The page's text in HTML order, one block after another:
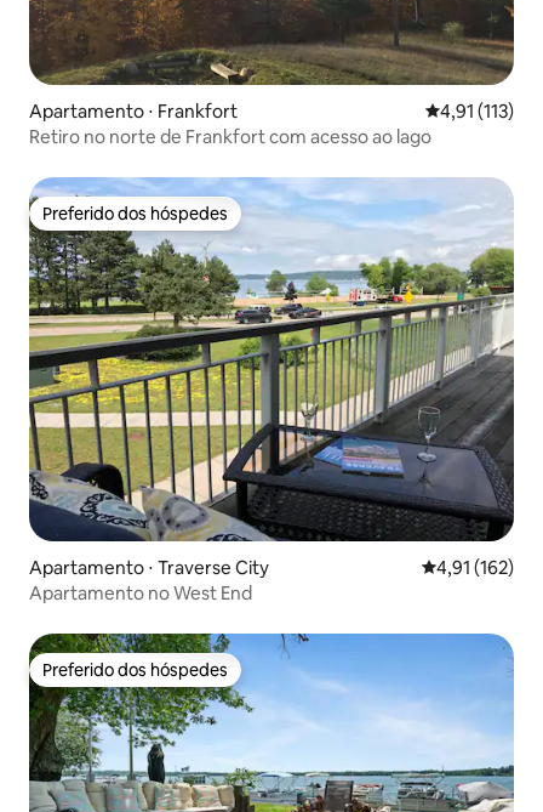
Apartamento ⋅ Frankfort 4,91 de uma
4,91 (113)
Retiro no norte de Frankfort com acesso ao lago
Preferido dos hóspedes
Preferido dos hóspedes
Apartamento ⋅ Traverse City 4,91 de uma
4,91 (162)
Apartamento no West End
Preferido dos hóspedes
Preferido dos hóspedes